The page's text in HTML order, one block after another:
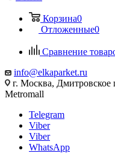
Корзина0
Отложенные0
Сравнение
info@elkaparket.ru
г. Москва,
Metromall
Telegram
Viber
Viber
WhatsApp